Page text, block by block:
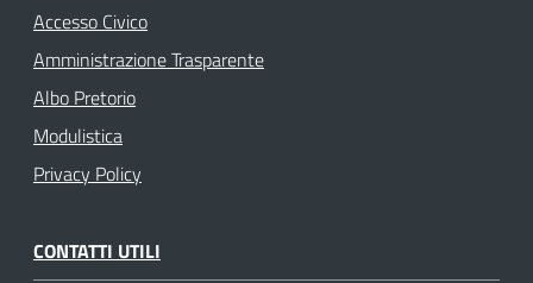
Accesso Civico
Amministrazione Trasparente
Albo Pretorio
Modulistica
Privacy Policy
CONTATTI UTILI